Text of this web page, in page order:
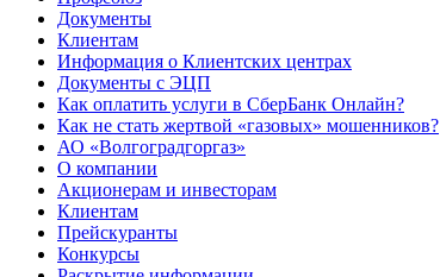
Документы
Клиентам
Информация о Клиентских центрах
Документы с ЭЦП
Как оплатить услуги в СберБанк Онлайн?
Как не стать жертвой «газовых» мошенников?
АО «Волгоградгоргаз»
О компании
Акционерам и инвесторам
Клиентам
Прейскуранты
Конкурсы